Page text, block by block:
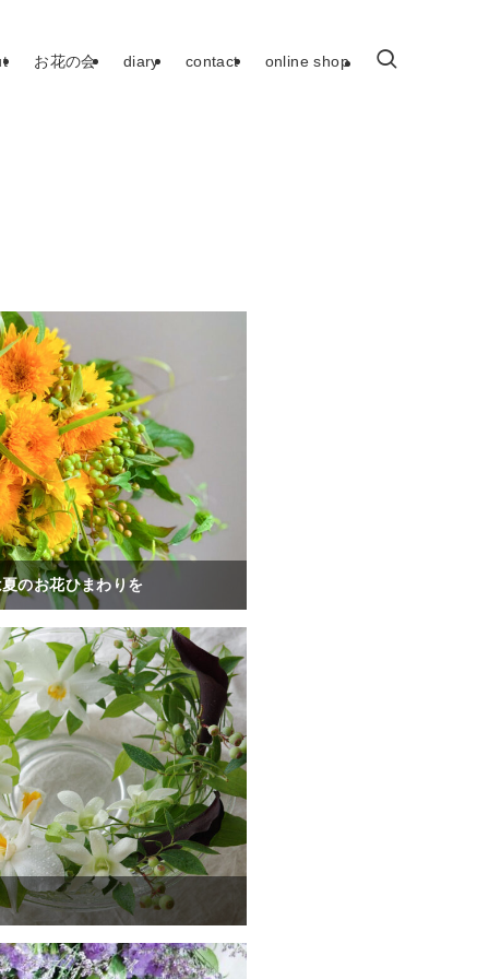
お花の会 diary contact online shop
のお花ひまわりを